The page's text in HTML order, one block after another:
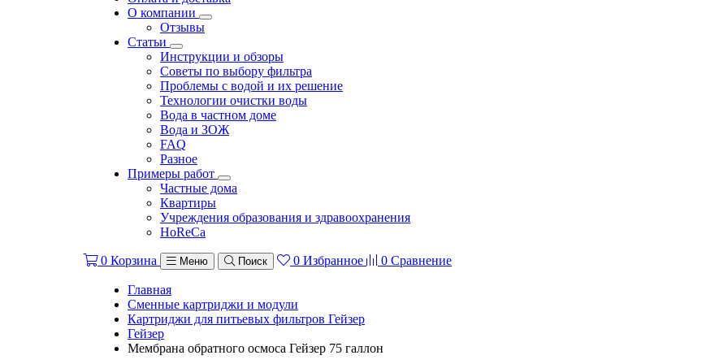
О компании
Отзывы
Статьи
Инструкции и обзоры
Советы по выбору фильтра
Проблемы с водой и их решение
Технологии очистки воды
Вода в частном доме
Вода и ЗОЖ
FAQ
Разное
Примеры работ
Частные дома
Квартиры
Учреждения образования и здравоохранения
HoReCa
0 Корзина Меню Поиск 0 Избранное 0 Сравнение
Главная
Сменные картриджи и модули
Картриджи для питьевых фильтров Гейзер
Гейзер
Мембрана обратного осмоса Гейзер 75 галлон